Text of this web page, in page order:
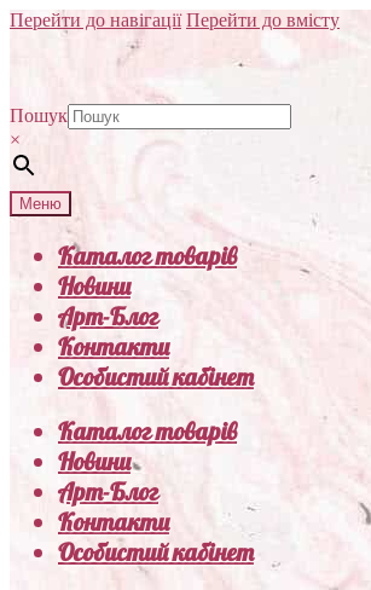
Перейти до навігації Перейти до вмісту
Пошук
×
Меню
Каталог товарів
Новини
Арт-Блог
Контакти
Особистий кабінет
Каталог товарів
Новини
Арт-Блог
Контакти
Особистий кабінет